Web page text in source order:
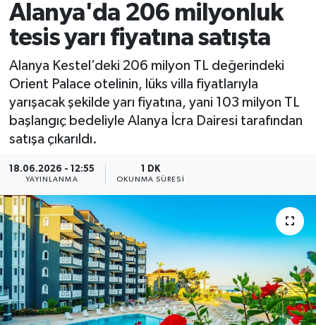
Alanya'da 206 milyonluk
tesis yarı fiyatına satışta
Alanya Kestel’deki 206 milyon TL değerindeki
Orient Palace otelinin, lüks villa fiyatlarıyla
yarışacak şekilde yarı fiyatına, yani 103 milyon TL
başlangıç bedeliyle Alanya İcra Dairesi tarafından
satışa çıkarıldı.
18.06.2026 - 12:55
YAYINLANMA
1 DK
OKUNMA SÜRESI
Spor
Turizm
Ekonomi
Gazipaşa
Tüm Manşetler
Son Dakika Haberleri
Haber Arşivi